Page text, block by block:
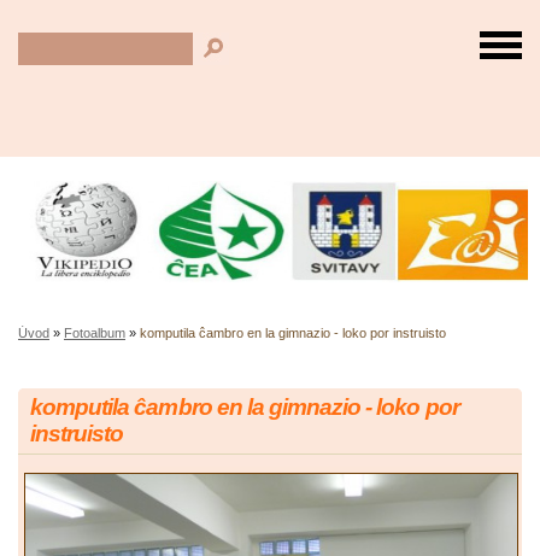
Úvod » Fotoalbum » komputila ĉambro en la gimnazio - loko por instruisto
komputila ĉambro en la gimnazio - loko por
instruisto